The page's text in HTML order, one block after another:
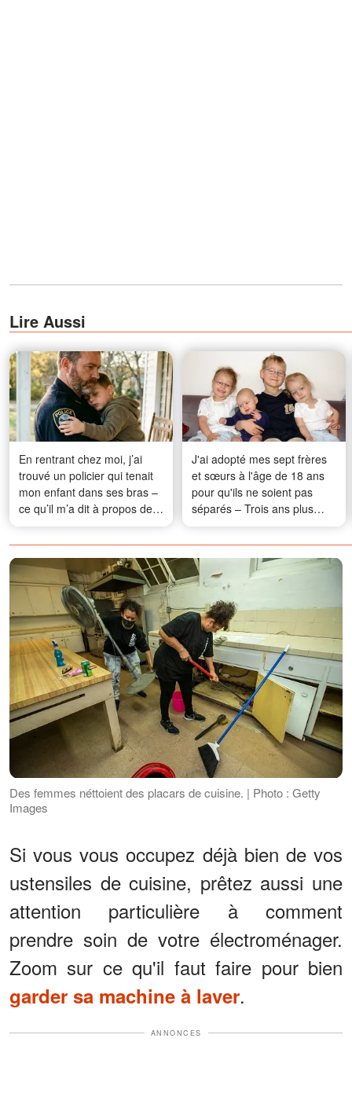
Lire Aussi
En rentrant chez moi, j’ai
trouvé un policier qui tenait
mon enfant dans ses bras –
ce qu’il m’a dit à propos de
mon fils aîné a bouleversé
toute ma vie
J'ai adopté mes sept frères
et sœurs à l'âge de 18 ans
pour qu'ils ne soient pas
séparés – Trois ans plus
tard, mon plus jeune frère
m'a remis une photo qui
révélait ce qui était
réellement arrivé à nos
parents
Des femmes néttoient des placars de cuisine. | Photo : Getty
Images
Si vous vous occupez déjà bien de vos
ustensiles de cuisine, prêtez aussi une
attention particulière à comment
prendre soin de votre électroménager.
Zoom sur ce qu'il faut faire pour bien
garder sa machine à laver.
ANNONCES